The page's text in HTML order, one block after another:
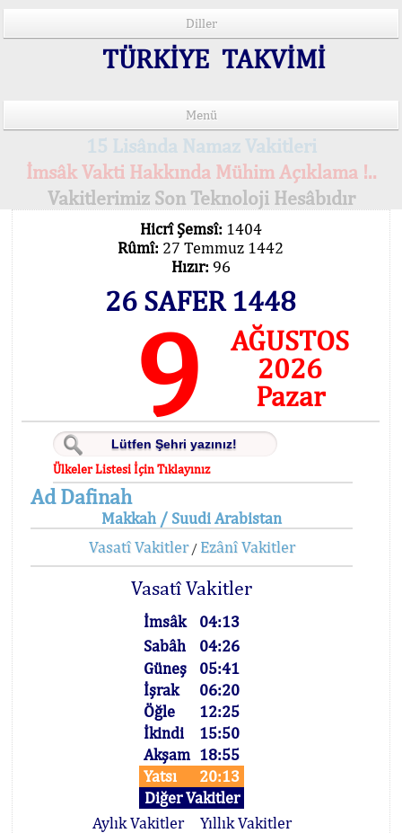
Diller
TÜRKİYE TAKVİMİ
Menü
15 Lisânda Namaz Vakitleri
İmsâk Vakti Hakkında Mühim Açıklama !..
Vakitlerimiz Son Teknoloji Hesâbıdır
Hicrî Şemsî: 1404
Rûmî: 27 Temmuz 1442
Hızır: 96
26 SAFER 1448
9
AĞUSTOS
2026
Pazar
Ülkeler Listesi İçin Tıklayınız
Ad Dafinah
Makkah / Suudi Arabistan
Vasatî Vakitler/ Ezânî Vakitler
Vasatî Vakitler
İmsâk
04:13
Sabâh
04:26
Güneş
05:41
İşrak
06:20
Öğle
12:25
İkindi
15:50
Akşam 18:55
Yatsı
20:13
Diğer Vakitler
Aylık Vakitler
Yıllık Vakitler